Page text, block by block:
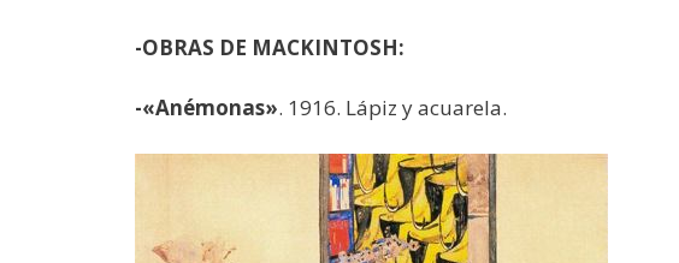
-OBRAS DE MACKINTOSH:
-«Anémonas». 1916. Lápiz y acuarela.